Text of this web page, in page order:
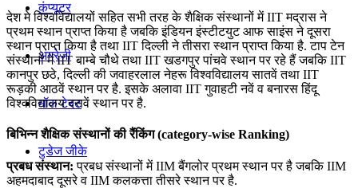
कंप्यूटर
अंग्रेजी
मॉक टेस्ट
टुडेज जीके
देश मे विश्वविद्यालयों सहित सभी तरह के शैक्षिक संस्थानों में IIT मद्रास ने
प्रथम स्थान प्राप्त किया है जबकि इंडियन इंस्टीटयुट आफ साइंस ने दूसरा
स्थान प्राप्त किया है तथा IIT दिल्ली ने तीसरा स्थान प्राप्त किया है. टाप टेन
संस्थानों में IIT बाम्बे चौथे तथा IIT खडगपुर पांचवे स्थान पर रहे हैं जबकि IIT
कानपुर छठे, दिल्ली की जवाहरलाल नेहरू विश्वविद्यालय सातवें तथा IIT
रूड़की आठवें स्थान पर है. इसके अलावा IIT गुवाहटी नवें व बनारस हिंदू
विश्वविद्यालय दसवें स्थान पर है.
बिभिन्न शैक्षिक संस्थानों की रैंकिंग (category-wise Ranking)
प्रबध संस्थान: प्रबध संस्थानों में IIM बैंगलोर प्रथम स्थान पर है जबकि IIM
अहमदाबाद दूसरे व IIM कलकत्ता तीसरे स्थान पर है.